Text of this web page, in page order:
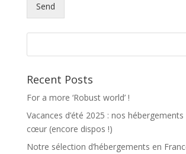
Send
Recent Posts
For a more ‘Robust world’ !
Vacances d’été 2025 : nos
cœur (encore dispos !)
Notre sélection d’hébergements en